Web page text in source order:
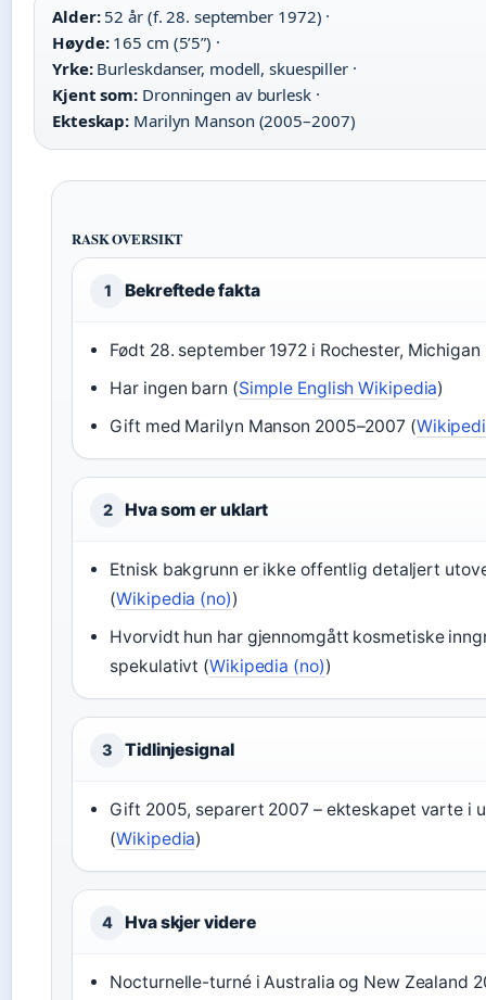
Alder:52 år (f. 28. september 1972) ·
Høyde:165 cm (5’5”) ·
Yrke:Burleskdanser, modell, skuespiller ·
Kjent som: Dronningen av burlesk ·
Ekteskap: Marilyn Manson (2005–2007)
RASK OVERSIKT
1 Bekreftede fakta
Født 28. september 1972 i Rochester, Michigan
Har ingen barn (Simple English Wikipedia)
Gift med Marilyn Manson 2005–2007 (
2 Hva som er uklart
Etnisk bakgrunn er ikke offentlig detaljert
(Wikipedia (no))
Hvorvidt hun har gjennomgått kosmetiske
spekulativt (Wikipedia (no))
3 Tidlinjesignal
Gift 2005, separert 2007 – ekteskapet varte i
(Wikipedia)
4 Hva skjer videre
Nocturnelle-turné i Australia og New Zealand